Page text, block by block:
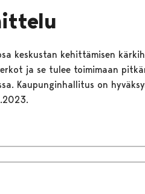
keskustan kehittämisen
ja se tulee toimimaan
Kaupunginhallitus on